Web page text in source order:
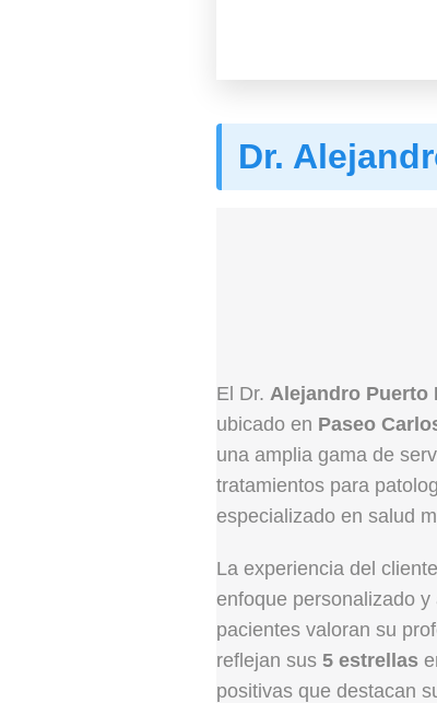
Dr.
El Dr. Alejandro Puerto
ubicado en Paseo
una amplia gama de
tratamientos para
especializado en salud
La experiencia del
enfoque personalizado
pacientes valoran su
reflejan sus 5 estrellas
positivas que destacan